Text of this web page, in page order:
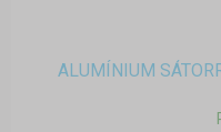
ALUMÍNIUM